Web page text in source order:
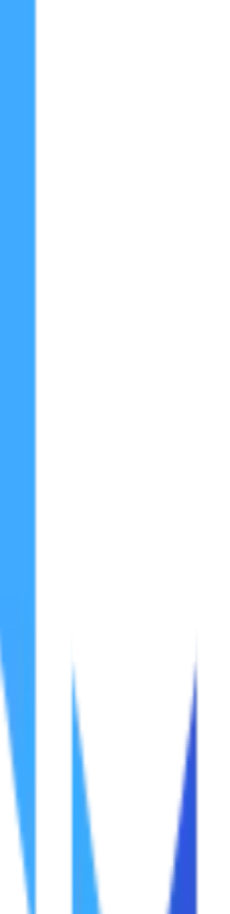
Jika perangkat Anda
3. Perangkat Kuno
Router atau modem
4. Penggunaan
Jika ada banyak
Peralatan elektronik
Infeksi malware atau
7. Pengaturan
Konfigurasi jaringan
Berikut adalah langkah-
1. Restart Router dan
Kadang-kadang, solusi
Langkah-Langkah: